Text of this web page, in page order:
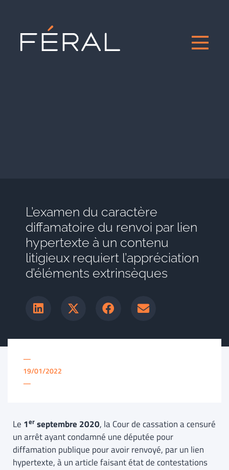
L’examen du caractère
diffamatoire du renvoi par lien
hypertexte à un contenu
litigieux requiert l’appréciation
d’éléments extrinsèques
—
19/01/2022
—
Le 1er septembre 2020, la Cour de cassation a censuré
un arrêt ayant condamné une députée pour
diffamation publique pour avoir renvoyé, par un lien
hypertexte, à un article faisant état de contestations